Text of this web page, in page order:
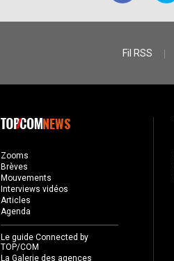
Fil RSS
NEWS
Zooms
Brèves
Mouvements
Interviews vidéos
Articles
Agenda
Le guide Connected by
TOP/COM
La Galerie des agences